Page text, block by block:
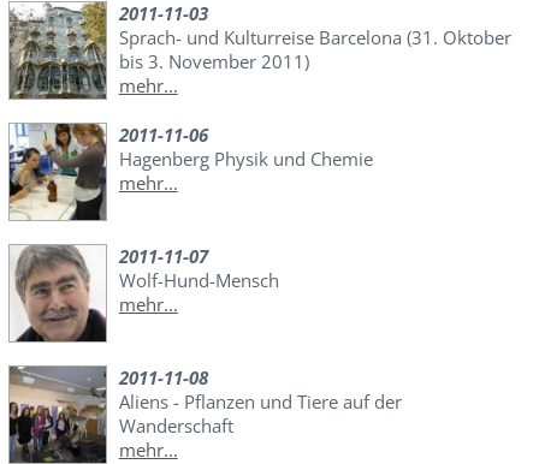
2011-11-03
Sprach- und Kulturreise Barcelona (31. Oktober
bis 3. November 2011)
mehr...
2011-11-06
Hagenberg Physik und Chemie
mehr...
2011-11-07
Wolf-Hund-Mensch
mehr...
2011-11-08
Aliens - Pflanzen und Tiere auf der
Wanderschaft
mehr...